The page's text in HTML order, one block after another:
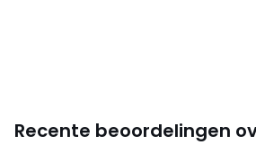
Recente beoordelingen